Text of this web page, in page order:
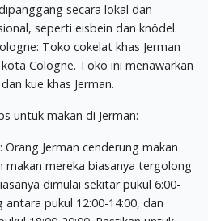
secara lokal dan
seperti eisbein dan knödel.
Toko cokelat khas Jerman
Cologne. Toko ini menawarkan
kue khas Jerman.
untuk makan di Jerman:
Orang Jerman cenderung makan
makan mereka biasanya tergolong
dimulai sekitar pukul 6:00-
antara pukul 12:00-14:00, dan